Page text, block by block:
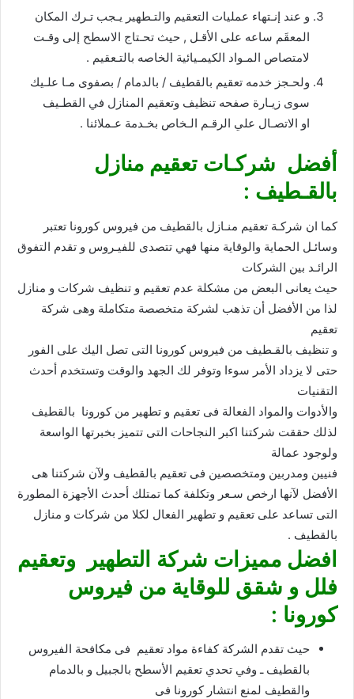
و عند إنـتهاء عمليات التعقيم والتـطهير يـجب تـرك المكان
المعقَم ساعه على الأقـل , حيث تحـتاج الاسطح إلى وقـت
لامتصاص المـواد الكيمـيائية الخاصه بالتـعقيم .
ولحـجز خدمه تعقيم بالقطيف / بالدمام / بصفوى مـا علـيك
سوى زيـارة صفحه تنظيف وتعقيم المنازل في القطـيف
او الاتصـال علي الرقـم الـخاص بخـدمة عـملائنا .
أفضل شركـات تعقيم منازل
بالقـطيف :
كما ان شركـة تعقيم منـازل بالقطيف من فيروس كورونا تعتبر
وسائـل الحماية والوقاية منها فهي تتصدى للفيـروس و تقدم التفوق
الرائـد بين الشركات
حيث يعانى البعض من مشكلة عدم تعقيم و تنظيف شركات و منازل
لذا من الأفضل أن تذهب لشركة متخصصة متكاملة وهى شركة
تعقيم
و تنظيف بالقـطيف من فيروس كورونا التى تصل اليك على الفور
حتى لا يزداد الأمر سوءا وتوفر لك الجهد والوقت وتستخدم أحدث
التقنيات
والأدوات والمواد الفعالة فى تعقيم و تطهير من كورونا بالقطيف
لذلك حققت شركتنا اكبر النجاحات التى تتميز بخبرتها الواسعة
ولوجود عمالة
فنيين ومدربين ومتخصصين فى تعقيم بالقطيف ولآن شركتنا هى
الأفضل لآنها ارخص سـعر وتكلفة كما تمتلك أحدث الأجهزة المطورة
التى تساعد على تعقيم و تطهير الفعال لكلا من شركات و منازل
بالقطيف .
افضل مميزات شركة التطهير وتعقيم
فلل و شقق للوقاية من فيروس
كورونا :
حيث تقدم الشركة كفاءة مواد تعقيم فى مكافحة الفيروس
بالقطيف ـ وفي تحدي تعقيم الأسطح بالجبيل و بالدمام
والقطيف لمنع انتشار كورونا فى